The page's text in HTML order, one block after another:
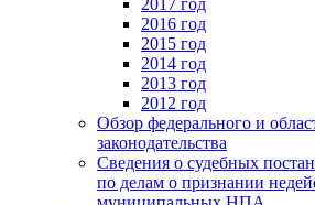
2016 год
2015 год
2014 год
2013 год
2012 год
Обзор федерального и
законодательства
Сведения о судебных
по делам о признании